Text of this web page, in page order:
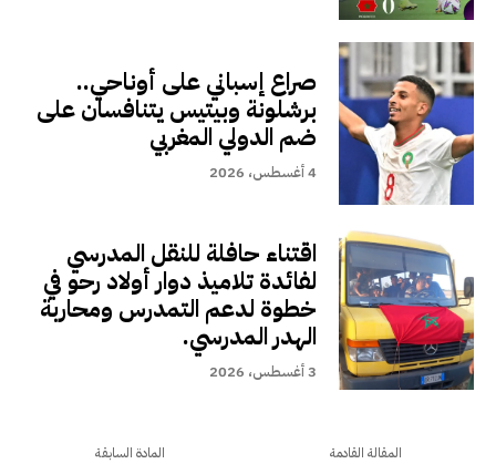
صراع إسباني على أوناحي..
برشلونة وبيتيس يتنافسان على
ضم الدولي المغربي
4 أغسطس، 2026
اقتناء حافلة للنقل المدرسي
لفائدة تلاميذ دوار أولاد رحو في
خطوة لدعم التمدرس ومحاربة
الهدر المدرسي.
3 أغسطس، 2026
المادة السابقة المقالة القادمة